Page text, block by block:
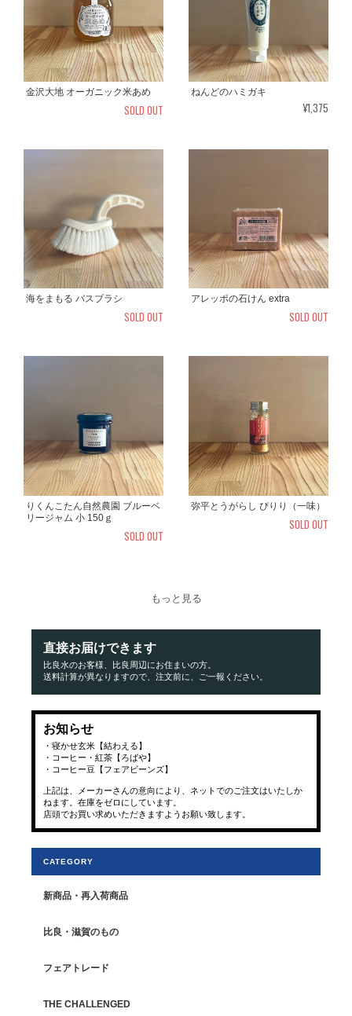
金沢大地 オーガニック米あめ
SOLD OUT
ねんどのハミガキ
¥1,375
海をまもる バスブラシ
SOLD OUT
アレッポの石けん extra
SOLD OUT
りくんこたん自然農園 ブルーベ
リージャム 小 150ｇ
SOLD OUT
弥平とうがらし ぴりり（一味）
SOLD OUT
もっと見る
直接お届けできます
比良水のお客様、比良周辺にお住まいの方。
送料計算が異なりますので、注文前に、ご一報ください。
お知らせ
・寝かせ玄米【結わえる】
・コーヒー・紅茶【ろばや】
・コーヒー豆【フェアビーンズ】
上記は、メーカーさんの意向により、ネットでのご注文はいたしか
ねます。在庫をゼロにしています。
店頭でお買い求めいただきますようお願い致します。
CATEGORY
新商品・再入荷商品
比良・滋賀のもの
フェアトレード
THE CHALLENGED